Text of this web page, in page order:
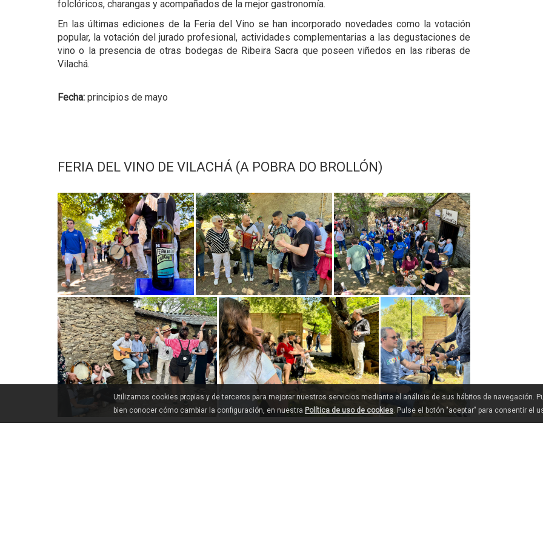
folclóricos, charangas y acompañados de la mejor gastronomía.
En las últimas ediciones de la Feria del Vino se han incorporado novedades como la votación
popular, la votación del jurado profesional, actividades complementarias a las degustaciones de
vino o la presencia de otras bodegas de Ribeira Sacra que poseen viñedos en las riberas de
Vilachá.
Fecha: principios de mayo
FERIA DEL VINO DE VILACHÁ (A POBRA DO BROLLÓN)
Utilizamos cookies propias y de terceros para mejorar nuestros servicios mediante el análisis de sus hábitos de navegación.
bien conocer cómo cambiar la configuración, en nuestra Política de uso de cookies. Pulse el botón "aceptar" para consentir el